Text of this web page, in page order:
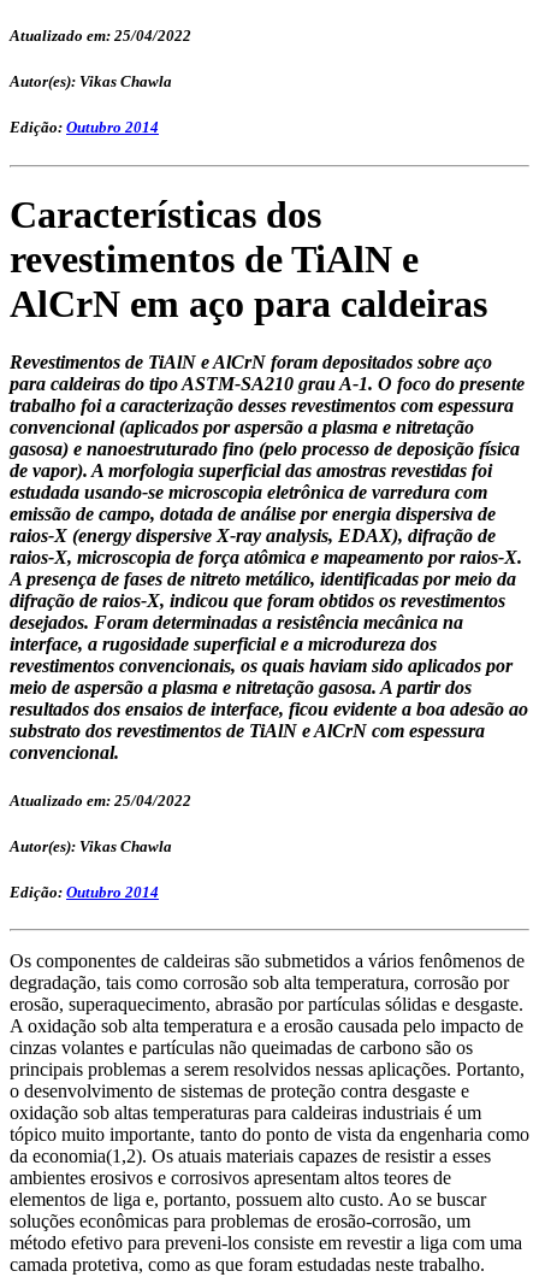
Atualizado em: 25/04/2022
Autor(es): Vikas Chawla
Edição: Outubro 2014
Características dos
revestimentos de TiAlN e
AlCrN em aço para caldeiras
Revestimentos de TiAlN e AlCrN foram depositados sobre aço
para caldeiras do tipo ASTM-SA210 grau A-1. O foco do presente
trabalho foi a caracterização desses revestimentos com espessura
convencional (aplicados por aspersão a plasma e nitretação
gasosa) e nanoestruturado fino (pelo processo de deposição física
de vapor). A morfologia superficial das amostras revestidas foi
estudada usando-se microscopia eletrônica de varredura com
emissão de campo, dotada de análise por energia dispersiva de
raios-X (energy dispersive X-ray analysis, EDAX), difração de
raios-X, microscopia de força atômica e mapeamento por raios-X.
A presença de fases de nitreto metálico, identificadas por meio da
difração de raios-X, indicou que foram obtidos os revestimentos
desejados. Foram determinadas a resistência mecânica na
interface, a rugosidade superficial e a microdureza dos
revestimentos convencionais, os quais haviam sido aplicados por
meio de aspersão a plasma e nitretação gasosa. A partir dos
resultados dos ensaios de interface, ficou evidente a boa adesão ao
substrato dos revestimentos de TiAlN e AlCrN com espessura
convencional.
Atualizado em: 25/04/2022
Autor(es): Vikas Chawla
Edição: Outubro 2014
Os componentes de caldeiras são submetidos a vários fenômenos de
degradação, tais como corrosão sob alta temperatura, corrosão por
erosão, superaquecimento, abrasão por partículas sólidas e desgaste.
A oxidação sob alta temperatura e a erosão causada pelo impacto de
cinzas volantes e partículas não queimadas de carbono são os
principais problemas a serem resolvidos nessas aplicações. Portanto,
o desenvolvimento de sistemas de proteção contra desgaste e
oxidação sob altas temperaturas para caldeiras industriais é um
tópico muito importante, tanto do ponto de vista da engenharia como
da economia(1,2). Os atuais materiais capazes de resistir a esses
ambientes erosivos e corrosivos apresentam altos teores de
elementos de liga e, portanto, possuem alto custo. Ao se buscar
soluções econômicas para problemas de erosão-corrosão, um
método efetivo para preveni-los consiste em revestir a liga com uma
camada protetiva, como as que foram estudadas neste trabalho.